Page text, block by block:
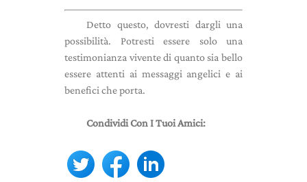
Detto questo, dovresti dargli una
possibilità. Potresti essere solo una
testimonianza vivente di quanto sia bello
essere attenti ai messaggi angelici e ai
benefici che porta.
Condividi Con I Tuoi Amici: